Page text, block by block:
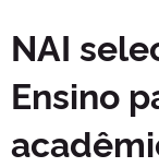
PORTARIAS
NAI
Ensino